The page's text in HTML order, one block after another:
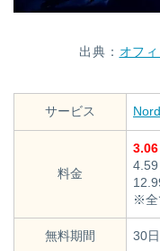
出典： オフ
サービス
料金
3.06
4.59
※全
無料期間 30